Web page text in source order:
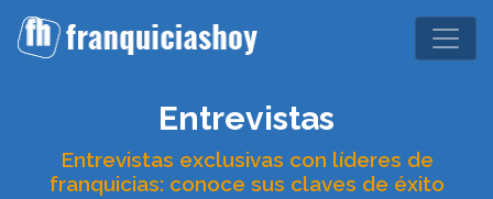
Entrevistas
Entrevistas exclusivas con líderes de
franquicias: conoce sus claves de éxito